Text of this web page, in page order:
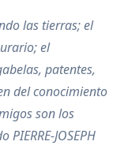
las tierras; el
el
patentes,
del conocimiento
son los
JOSEPH